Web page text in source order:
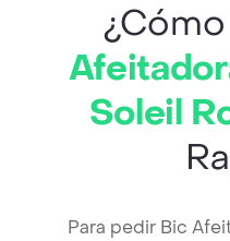
Soleil
Para pedir Bic